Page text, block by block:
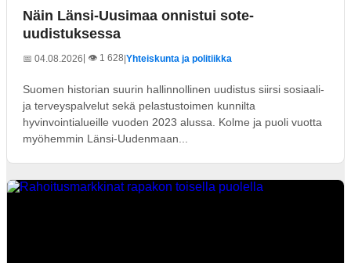
Näin Länsi-Uusimaa onnistui sote-
uudistuksessa
📅 04.08.2026| 👁️ 1 628 Yhteiskunta ja politiikka
Suomen historian suurin hallinnollinen uudistus siirsi sosiaali-
ja terveyspalvelut sekä pelastustoimen kunnilta
hyvinvointialueille vuoden 2023 alussa. Kolme ja puoli vuotta
myöhemmin Länsi-Uudenmaan...